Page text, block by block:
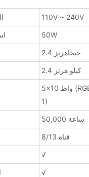
110V ~ 240V
50W
2.4 جيجاهرتز
2.4 كيلو هرتز
5x10 واط (RGBWAUV 6 في
1)
50,000 ساعة
8/13 قناة
√
√